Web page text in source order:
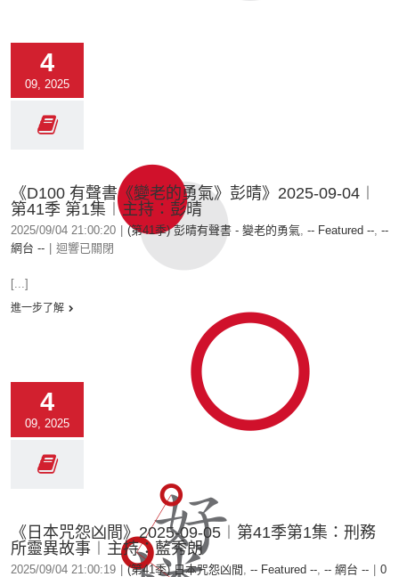
4
09, 2025
《D100 有聲書《變老的勇氣》彭晴》2025-09-04︱
第41季 第1集︱主持：彭晴
2025/09/04 21:00:20 (第41季) 彭晴有聲書 - 變老的勇氣, -- Featured --, --
網台 --
迴響已關閉
[...]
進一步了解
4
09, 2025
《日本咒怨凶間》2025-09-05︱第41季第1集：刑務
所靈異故事︱主持：藍秀朗
2025/09/04 21:00:19 (第41季) 日本咒怨凶間 , -- Featured --, -- 網台 --
0